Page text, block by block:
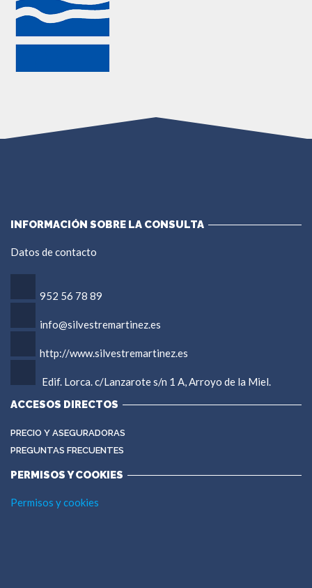
INFORMACIÓN SOBRE LA CONSULTA
Datos de contacto
952 56 78 89
info@silvestremartinez.es
http://www.silvestremartinez.es
Edif. Lorca. c/Lanzarote s/n 1 A, Arroyo de la Miel.
ACCESOS DIRECTOS
PRECIO Y ASEGURADORAS
PREGUNTAS FRECUENTES
PERMISOS Y COOKIES
Permisos y cookies